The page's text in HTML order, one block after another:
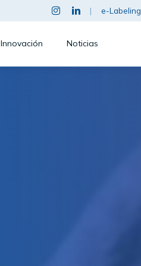
| e-Labeling
Innovación Noticias